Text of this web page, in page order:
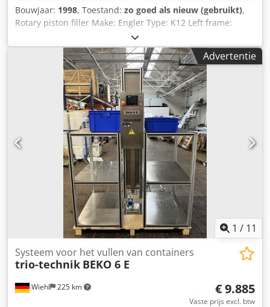
Bouwjaar: 1998, Toestand: zo goed als nieuw (gebruikt),
Rotary piston filler Make: Engler Type: K12 Left frame:
Completely stainless steel adjustable filling volume up to
550ml Capacity: up to 7.500 bottles per hour Power supply:
380 Volt - 50 Hz - 4.5 kW Djdpsg D Un Defx Af Usck
Dimensions: L x W x H = 2.500 x 2.100 x 2.500 mm Weight:
1.250 Kg Features: adjustable bottle height and filling
volume including conveyor belt central product tank with
level control
Advertentie
1 / 11
Wiehl 225 km
Systeem voor het vullen van containers
trio-technik BEKO 6 E
€ 9.885
Vaste prijs excl. btw